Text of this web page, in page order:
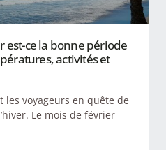
est-ce la bonne période
activités et
les voyageurs en quête de
Le mois de février